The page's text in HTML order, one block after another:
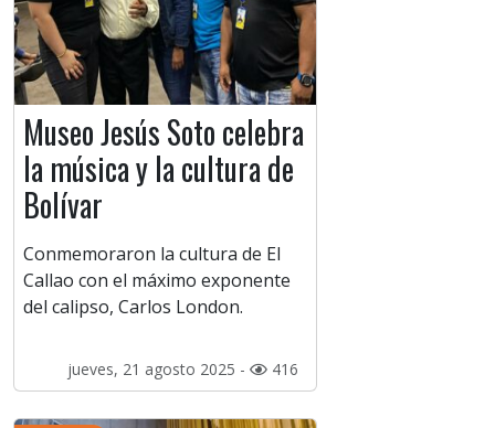
Museo Jesús Soto celebra
la música y la cultura de
Bolívar
Conmemoraron la cultura de El
Callao con el máximo exponente
del calipso, Carlos London.
jueves, 21 agosto 2025 - 416